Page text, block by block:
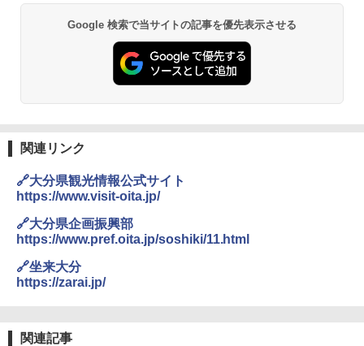
Google 検索で当サイトの記事を優先表示させる
関連リンク
🔗大分県観光情報公式サイト
https://www.visit-oita.jp/
🔗大分県企画振興部
https://www.pref.oita.jp/soshiki/11.html
🔗坐来大分
https://zarai.jp/
関連記事